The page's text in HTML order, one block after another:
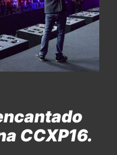
CCXP16.